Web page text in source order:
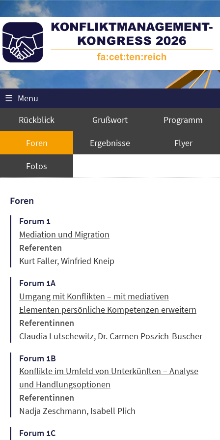
☰ Menu
Rückblick
Grußwort Programm
Foren Ergebnisse Flyer
Fotos
Foren
Forum 1
Mediation und Migration
Referenten
Kurt Faller, Winfried Kneip
Forum 1A
Umgang mit Konflikten – mit mediativen
Elementen persönliche Kompetenzen erweitern
Referentinnen
Claudia Lutschewitz, Dr. Carmen Poszich-Buscher
Forum 1B
Konflikte im Umfeld von Unterkünften – Analyse
und Handlungsoptionen
Referentinnen
Nadja Zeschmann, Isabell Plich
Forum 1C